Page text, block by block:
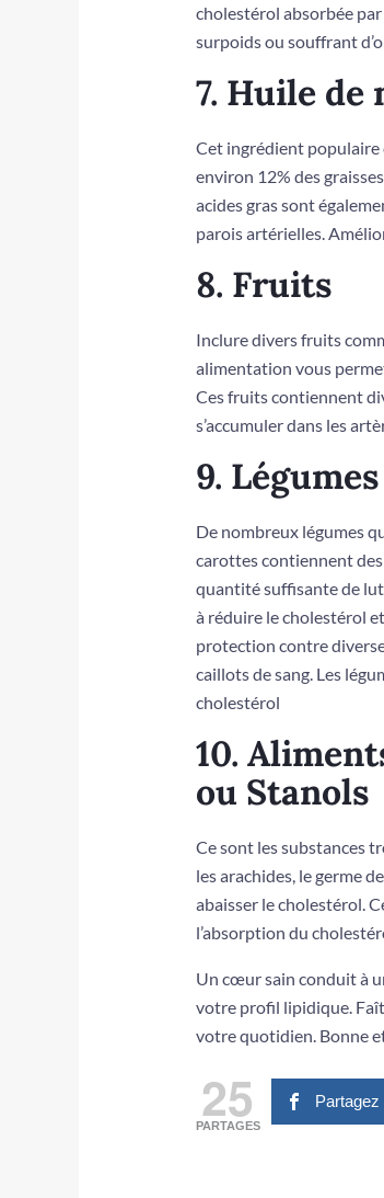
cholestérol absorbée
surpoids ou souffrant
7. Huile de
Cet ingrédient populaire
environ 12% des
acides gras sont
parois artérielles.
8. Fruits
Inclure divers fruits
alimentation vous
Ces fruits contiennent
s’accumuler dans les
9. Légumes
De nombreux légumes
carottes contiennent
quantité suffisante de
à réduire le cholestérol
protection contre
caillots de sang. Les
cholestérol
10.
ou Stanols
Ce sont les substances
les arachides, le germe
abaisser le cholestérol.
l’absorption du
Un cœur sain conduit à
votre profil lipidique.
votre quotidien. Bonne
25
PARTAGES
Partagez